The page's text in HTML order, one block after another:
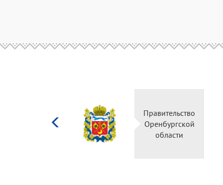
Правительство
Оренбургской
области